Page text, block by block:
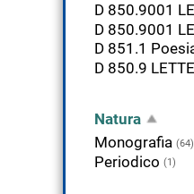
Natura
Monografia (64)
Periodico (1)